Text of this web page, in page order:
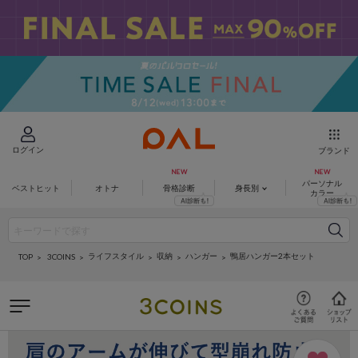
ログイン ブランド
ベストヒット オトナ 骨格診断 身長別
パーソナル
カラー
TOP 3COINS ライフスタイル 収納 ハンガー 鴨居ハンガー2本セット